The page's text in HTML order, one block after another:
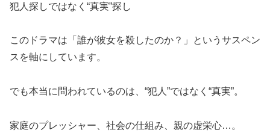
犯人探しではなく“真実”探し
このドラマは「誰が彼女を殺したのか？」というサスペン
スを軸にしています。
でも本当に問われているのは、“犯人”ではなく“真実”。
家庭のプレッシャー、社会の仕組み、親の虚栄心…。